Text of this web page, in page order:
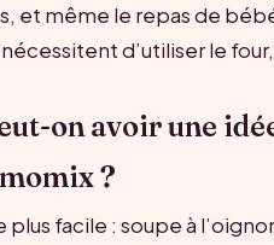
et même le repas de
d’utiliser le
on avoir une
?
plus facile : soupe à